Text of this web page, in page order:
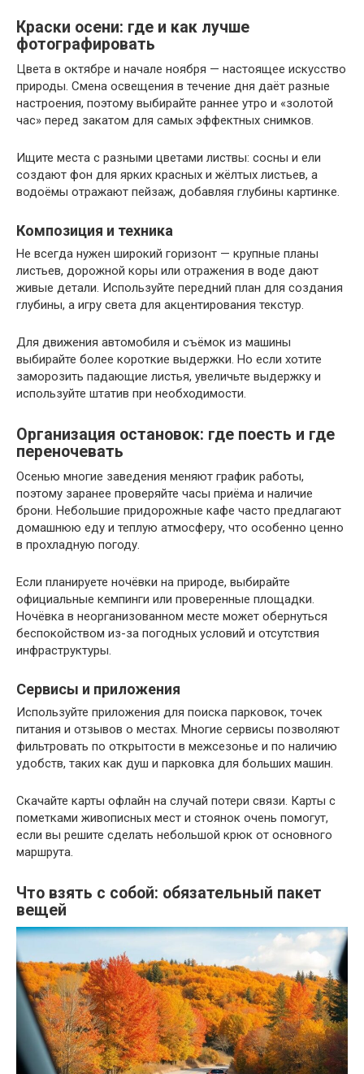
Краски осени: где и как лучше
фотографировать
Цвета в октябре и начале ноября — настоящее искусство
природы. Смена освещения в течение дня даёт разные
настроения, поэтому выбирайте раннее утро и «золотой
час» перед закатом для самых эффектных снимков.
Ищите места с разными цветами листвы: сосны и ели
создают фон для ярких красных и жёлтых листьев, а
водоёмы отражают пейзаж, добавляя глубины картинке.
Композиция и техника
Не всегда нужен широкий горизонт — крупные планы
листьев, дорожной коры или отражения в воде дают
живые детали. Используйте передний план для создания
глубины, а игру света для акцентирования текстур.
Для движения автомобиля и съёмок из машины
выбирайте более короткие выдержки. Но если хотите
заморозить падающие листья, увеличьте выдержку и
используйте штатив при необходимости.
Организация остановок: где поесть и где
переночевать
Осенью многие заведения меняют график работы,
поэтому заранее проверяйте часы приёма и наличие
брони. Небольшие придорожные кафе часто предлагают
домашнюю еду и теплую атмосферу, что особенно ценно
в прохладную погоду.
Если планируете ночёвки на природе, выбирайте
официальные кемпинги или проверенные площадки.
Ночёвка в неорганизованном месте может обернуться
беспокойством из-за погодных условий и отсутствия
инфраструктуры.
Сервисы и приложения
Используйте приложения для поиска парковок, точек
питания и отзывов о местах. Многие сервисы позволяют
фильтровать по открытости в межсезонье и по наличию
удобств, таких как душ и парковка для больших машин.
Скачайте карты офлайн на случай потери связи. Карты с
пометками живописных мест и стоянок очень помогут,
если вы решите сделать небольшой крюк от основного
маршрута.
Что взять с собой: обязательный пакет
вещей